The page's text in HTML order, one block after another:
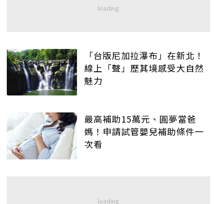
「台版尼加拉瀑布」在新北！
線上「聲」歷其境感受大自然
魅力
最高補助15萬元、圓夢當爸
媽！申請試管嬰兒補助條件一
次看